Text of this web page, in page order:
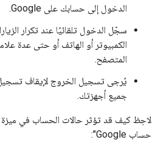
الدخول إلى حسابك على Google.
سجّل الدخول تلقائيًا عند تكرار
الكمبيوتر أو الهاتف أو حتى عدة
المتصفح.
يُرجى تسجيل الخروج لإيقاف تسجيل
جميع أجهزتك.
لاحِظ كيف قد تؤثر حالات الحساب في
حساب Google":